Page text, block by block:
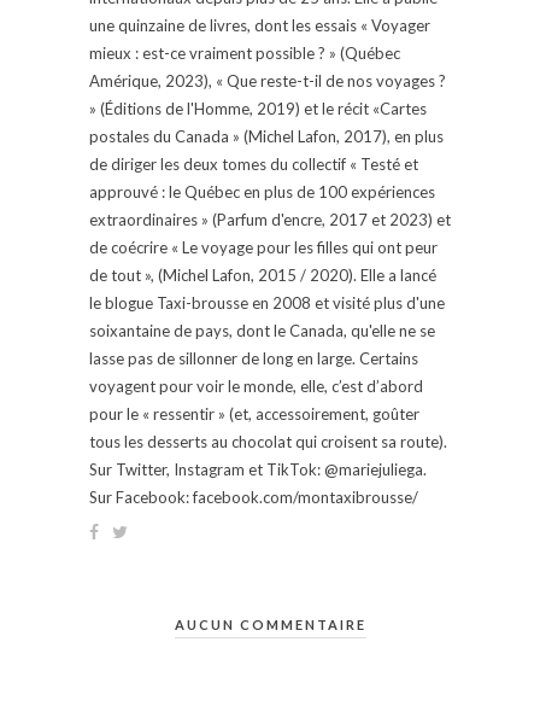
une quinzaine de livres, dont les essais « Voyager
mieux : est-ce vraiment possible ? » (Québec
Amérique, 2023), « Que reste-t-il de nos voyages ?
» (Éditions de l'Homme, 2019) et le récit «Cartes
postales du Canada » (Michel Lafon, 2017), en plus
de diriger les deux tomes du collectif « Testé et
approuvé : le Québec en plus de 100 expériences
extraordinaires » (Parfum d'encre, 2017 et 2023) et
de coécrire « Le voyage pour les filles qui ont peur
de tout », (Michel Lafon, 2015 / 2020). Elle a lancé
le blogue Taxi-brousse en 2008 et visité plus d'une
soixantaine de pays, dont le Canada, qu'elle ne se
lasse pas de sillonner de long en large. Certains
voyagent pour voir le monde, elle, c’est d’abord
pour le « ressentir » (et, accessoirement, goûter
tous les desserts au chocolat qui croisent sa route).
Sur Twitter, Instagram et TikTok: @mariejuliega.
Sur Facebook: facebook.com/montaxibrousse/
AUCUN COMMENTAIRE